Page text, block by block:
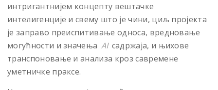
интригантнијем концепту вештачке
интелигенције и свему што је чини, циљ пројекта
је заправо преиспитивање односа, вредновање
могућности и значења AI садржаја, и њихове
транспоновање и анализа кроз савремене
уметничке праксе.